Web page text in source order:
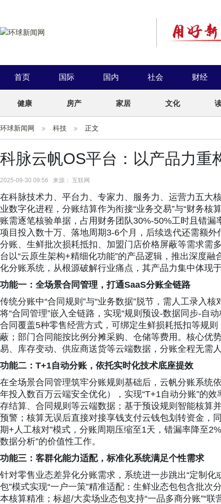
首页 国际 国内 社会 财经
健康 房产 家居 文化
环球新闻网 科技 正文
科脉云帆OS平台：以产品力重
2025-09-30 09:56 来源： 互联网
在科脉技术力、平台力、专家力、服务力、运营力五大
业数字化进程，分账结算作为衔接“业务交易”与“财务
账需逐笔核验单据，占用财务团队30%-50%工时且错
项目投入数十万、落地周期3-6个月，后续迭代还需额
分账、生鲜批次损耗抵扣、加盟门店价格屏蔽等需求需
台以“云原生架构+精细化功能”的产品逻辑，推出深度
化分账系统，从根源破解行业痛点，其产品力集中体现
功能一：全场景合同管理，打通SaaS分账全链路
传统分账中“合同规则”与“业务数据”脱节，需人工录入
将“合同管理”嵌入全链路，实现“规则预设-数据同步-自
合同覆盖5种零售经营方式，可绑定生鲜损耗抵扣等规
蔽；部门合同能按比例分摊采购、仓储等费用。核心优
易、库存变动、供应商送货等云端数据，分账全程无需
功能二：T+1自动分账，依托实时化技术底座提效
在全场景合同管理筑牢分账规则基础后，云帆分账系统
年投入数百万云端安全优化），实现“T+1自动分账”的
存结算、合同规则等云端数据；基于预设规则智能核算
预警；核算无误后直接对接享钱支付云钱包划转资金，
期+人工核对”模式，分账周期压缩至1天，错漏率降至
数据分析”的价值性工作。
功能三：客群化能力适配，标准化系统满足个性需求
针对零售业态差异化分账需求，系统进一步跳出“定制
包”模式实现“一户一策”精准适配：生鲜业态包包含批次
本核算精准；标超/大卖场业态包支持“一品多商分账”“